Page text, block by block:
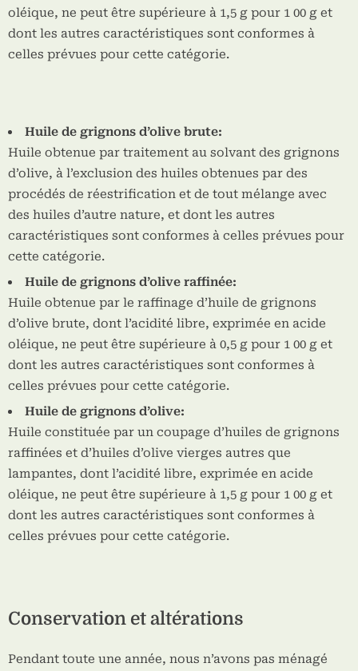
oléique, ne peut être supérieure à 1,5 g pour 1 00 g et
dont les autres caractéristiques sont conformes à
celles prévues pour cette catégorie.
Huile de grignons d’olive brute:
Huile obtenue par traitement au solvant des grignons
d’olive, à l’exclusion des huiles obtenues par des
procédés de réestrification et de tout mélange avec
des huiles d’autre nature, et dont les autres
caractéristiques sont conformes à celles prévues pour
cette catégorie.
Huile de grignons d’olive raffinée:
Huile obtenue par le raffinage d’huile de grignons
d’olive brute, dont l’acidité libre, exprimée en acide
oléique, ne peut être supérieure à 0,5 g pour 1 00 g et
dont les autres caractéristiques sont conformes à
celles prévues pour cette catégorie.
Huile de grignons d’olive:
Huile constituée par un coupage d’huiles de grignons
raffinées et d’huiles d’olive vierges autres que
lampantes, dont l’acidité libre, exprimée en acide
oléique, ne peut être supérieure à 1,5 g pour 1 00 g et
dont les autres caractéristiques sont conformes à
celles prévues pour cette catégorie.
Conservation et altérations
Pendant toute une année, nous n’avons pas ménagé